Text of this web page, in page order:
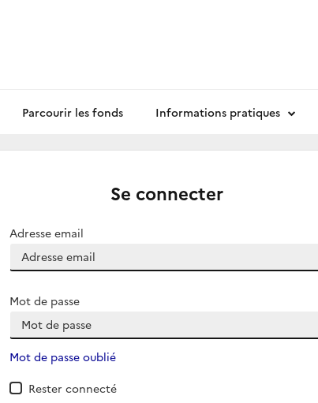
Parcourir les fonds Informations pratiques
Se connecter
Adresse email
Mot de passe
Mot de passe oublié
Rester connecté